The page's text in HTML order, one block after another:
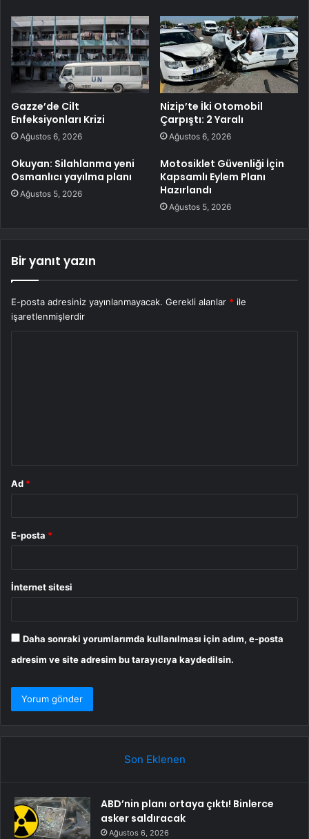
Gazze’de Cilt
Enfeksiyonları Krizi
Ağustos 6, 2026
Nizip’te İki Otomobil
Çarpıştı: 2 Yaralı
Ağustos 6, 2026
Okuyan: Silahlanma yeni
Osmanlıcı yayılma planı
Ağustos 5, 2026
Motosiklet Güvenliği İçin
Kapsamlı Eylem Planı
Hazırlandı
Ağustos 5, 2026
Bir yanıt yazın
E-posta adresiniz yayınlanmayacak. Gerekli alanlar * ile
işaretlenmişlerdir
Ad *
E-posta *
İnternet sitesi
Daha sonraki yorumlarımda kullanılması için adım, e-posta
adresim ve site adresim bu tarayıcıya kaydedilsin.
Son Eklenen
ABD’nin planı ortaya çıktı! Binlerce
asker saldıracak
Ağustos 6, 2026